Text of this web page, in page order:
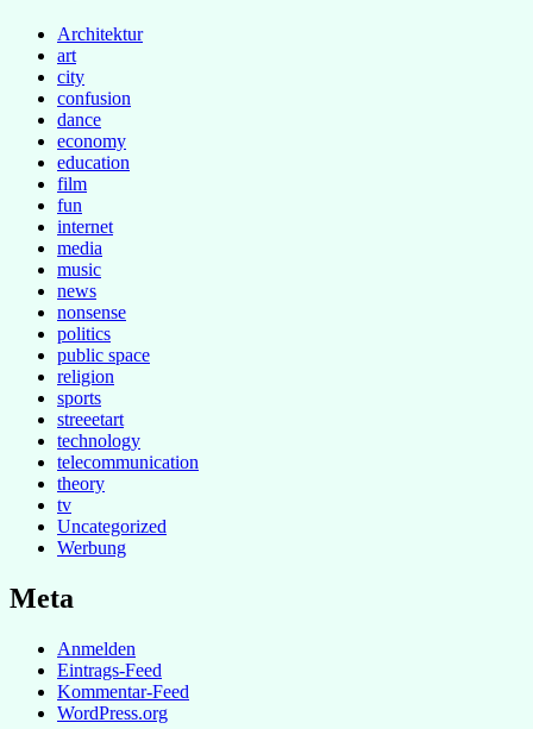
Architektur
art
city
confusion
dance
economy
education
film
fun
internet
media
music
news
nonsense
politics
public space
religion
sports
streeetart
technology
telecommunication
theory
tv
Uncategorized
Werbung
Meta
Anmelden
Eintrags-Feed
Kommentar-Feed
WordPress.org